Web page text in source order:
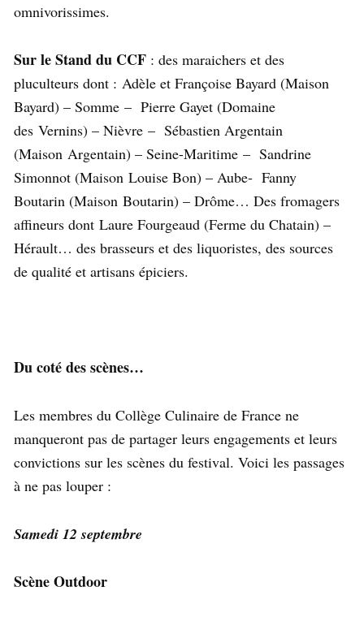
omnivorissimes.
Sur le Stand du CCF : des maraichers et des
pluculteurs dont : Adèle et Françoise Bayard (Maison
Bayard) – Somme – Pierre Gayet (Domaine
des Vernins) – Nièvre – Sébastien Argentain
(Maison Argentain) – Seine-Maritime – Sandrine
Simonnot (Maison Louise Bon) – Aube- Fanny
Boutarin (Maison Boutarin) – Drôme… Des fromagers
affineurs dont Laure Fourgeaud (Ferme du Chatain) –
Hérault… des brasseurs et des liquoristes, des sources
de qualité et artisans épiciers.
Du coté des scènes…
Les membres du Collège Culinaire de France ne
manqueront pas de partager leurs engagements et leurs
convictions sur les scènes du festival. Voici les passages
à ne pas louper :
Samedi 12 septembre
Scène Outdoor